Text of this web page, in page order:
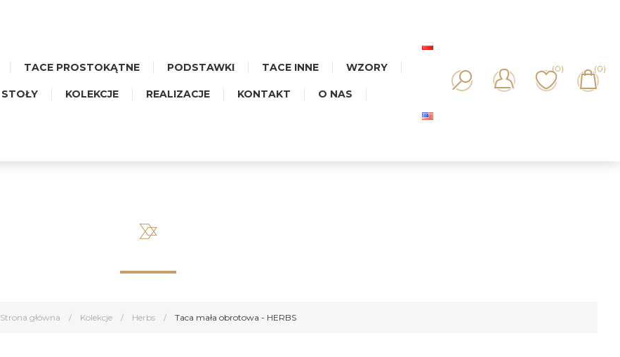
TACE PROSTOKĄTNE PODSTAWKI TACE INNE WZORY
STOŁY KOLEKCJE REALIZACJE KONTAKT O NAS
(0) (0)
Strona główna / Kolekcje / Herbs / Taca mała obrotowa - HERBS